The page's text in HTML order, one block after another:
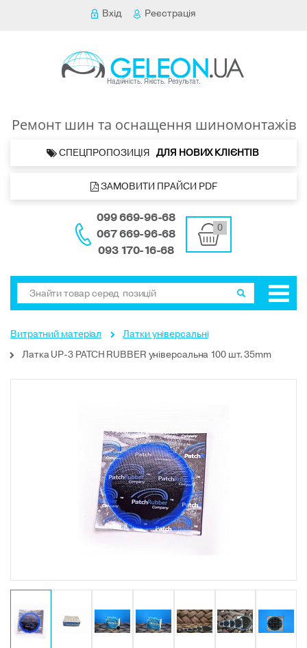
Вхід Реєстрація
Ремонт шин та оснащення шиномонтажів
СПЕЦПРОПОЗИЦІЯ ДЛЯ НОВИХ КЛІЄНТІВ
ЗАМОВИТИ ПРАЙСИ PDF
099 669-96-68
067 669-96-68
093 170-16-68
0
Витратний матеріал
Латки універсальні
Латка UP-3 PATCH RUBBER універсальна 100 шт. 35mm